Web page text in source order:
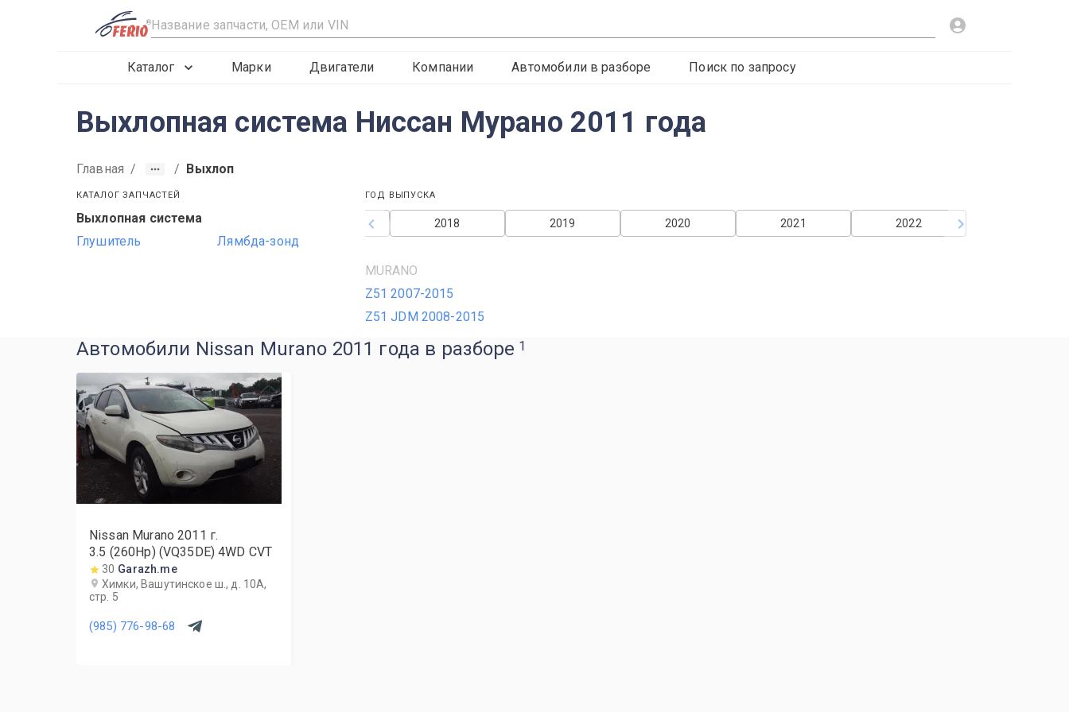
R
Каталог Марки Двигатели Компании Автомобили в разборе Поиск по запросу
Выхлопная система Ниссан Мурано 2011 года
Главная / / Выхлоп
КАТАЛОГ ЗАПЧАСТЕЙ
Выхлопная система
Глушитель
Лямбда-зонд
ГОД ВЫПУСКА
2022
2021
2020
2019
2018
2015
MURANO
Z51 2007-2015
Z51 JDM 2008-2015
Автомобили Nissan Murano 2011 года в разборе 1
Nissan Murano 2011 г.
3.5 (260Hp) (VQ35DE) 4WD CVT
30 Garazh.me
Химки, Вашутинское ш., д. 10А,
стр. 5
(985) 776-98-68